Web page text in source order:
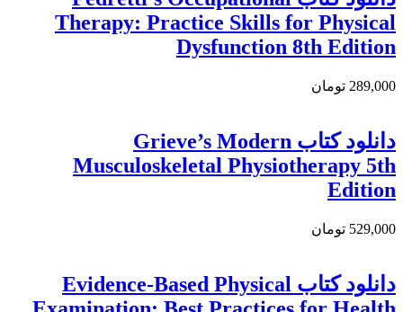
Therapy: Practice Skills for Physical
Dysfunction 8th Edition
289,000 تومان
دانلود کتاب Grieve’s Modern
Musculoskeletal Physiotherapy 5th
Edition
529,000 تومان
دانلود كتاب Evidence-Based Physical